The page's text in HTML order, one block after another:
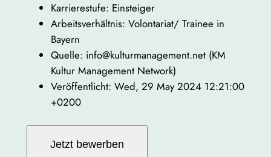
Karrierestufe: Einsteiger
Arbeitsverhältnis: Volontariat/ Trainee in
Bayern
Quelle: info@kulturmanagement.net (KM
Kultur Management Network)
Veröffentlicht: Wed, 29 May 2024 12:21:00
+0200